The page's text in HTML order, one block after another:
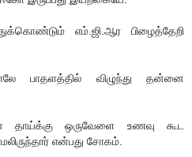
எம்.ஜி.ஆர பிழைத்தேறி
பாதளத்தில் விழுந்து தன்னை
தாய்க்கு ஒருவேளை உணவு கூட
என்பது சோகம்.